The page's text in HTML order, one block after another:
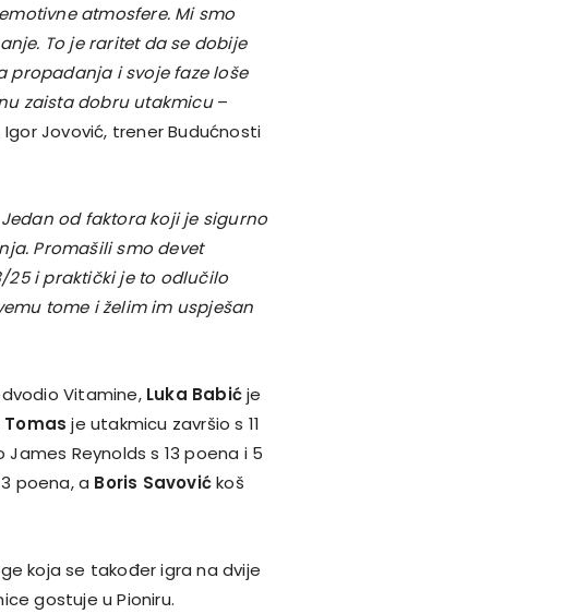
atmosfere. Mi smo
To je raritet da se dobije
propadanja i svoje faze loše
zaista dobru utakmicu–
Jovović, trener Budućnosti
od faktora koji je sigurno
Promašili smo devet
i praktički je to odlučilo
tome i želim im uspješan
Vitamine, Luka Babićje
Tomas je utakmicu završio s 11
Reynolds s 13 poena i 5
poena, a Boris Savovićkoš
koja se također igra na dvije
gostuje u Pioniru.